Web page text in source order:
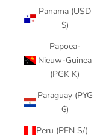
Panama (USD
$)
Papoea-
Nieuw-Guinea
(PGK K)
Paraguay (PYG
₲)
Peru (PEN S/)